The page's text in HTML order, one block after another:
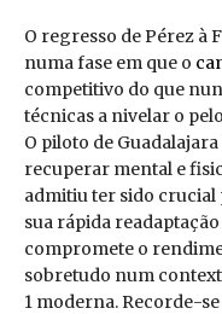
O regresso de Pérez à
numa fase em que o
competitivo do que
técnicas a nivelar o
O piloto de
recuperar mental e
admitiu ter sido crucial
sua rápida
compromete o
sobretudo num
1 moderna. Recorde-